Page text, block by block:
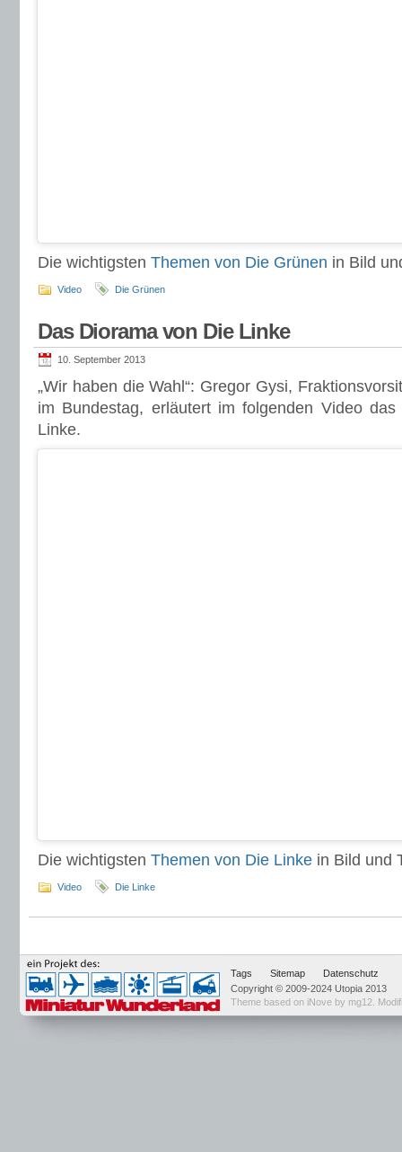
Die wichtigsten Themen von Die Grünen in Bild
Video Die Grünen
Das Diorama von Die Linke
10. September 2013
„Wir haben die Wahl“: Gregor Gysi,
im Bundestag, erläutert im folgenden Video
Linke.
Die wichtigsten Themen von Die Linke in Bild und
Video Die Linke
Tags Sitemap
Datenschutz
Copyright © 2009-2024 Utopia 2013
Theme based on iNove by mg12 .